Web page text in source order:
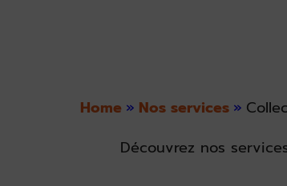
Home » Nos services »
Découvrez nos